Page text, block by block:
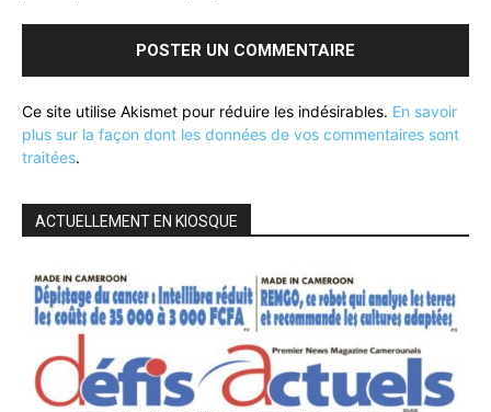
Ce site utilise Akismet pour réduire les indésirables. En savoir
plus sur la façon dont les données de vos commentaires sont
traitées.
ACTUELLEMENT EN KIOSQUE